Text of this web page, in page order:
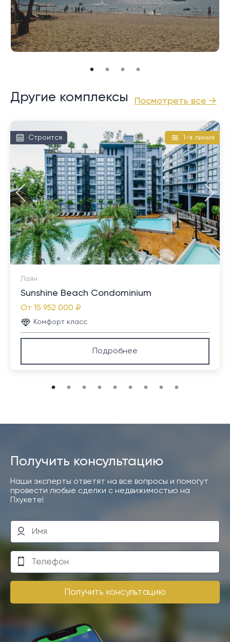
расположены примерно в 10 минутах езды на
автомобиле. Международный аэропорт Пхукета
находится примерно в 25 минутах езды на
автомобиле.
Посмотреть все →
Другие комплексы
Строится 1-я линия
Лаян
Sunshine Beach Condominium
От 15 952 000 ₽
Комфорт класс
Подробнее
Получить консультацию
Наши эксперты ответят на все вопросы и помогут
провести любые сделки с недвижимостью на
Пхукете!
Получить консультацию